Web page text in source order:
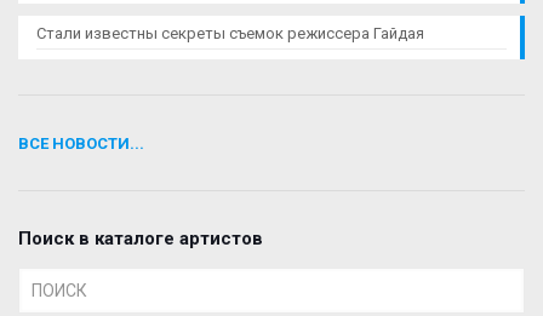
Стали известны секреты съемок режиссера Гайдая
ВСЕ НОВОСТИ...
Поиск в каталоге артистов